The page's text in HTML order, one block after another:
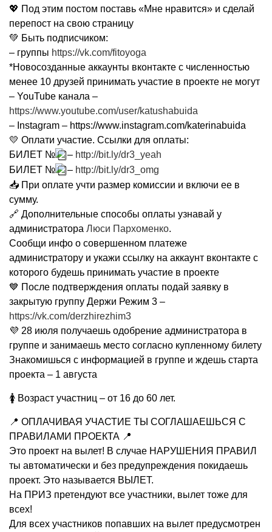
💖 Под этим постом поставь «Мне нравится» и сделай
перепост на свою страницу
💚 Быть подписчиком:
– группы https://vk.com/fitoyoga
*Новосозданные аккаунты вконтакте с численностью
менее 10 друзей принимать участие в проекте не могут
– YouTube канала –
https://www.youtube.com/user/katushabuida
– Instagram – https://www.instagram.com/katerinabuida
💛 Оплати участие. Ссылки для оплаты:
БИЛЕТ №
– http://bit.ly/dr3_yeah
БИЛЕТ №
– http://bit.ly/dr3_omg
📥 При оплате учти размер комиссии и включи ее в
сумму.
🔗 Дополнительные способы оплаты узнавай у
администратора Люси Пархоменко.
Сообщи инфо о совершенном платеже
администратору и укажи ссылку на аккаунт вконтакте с
которого будешь принимать участие в проекте
💙 После подтверждения оплаты подай заявку в
закрытую группу Держи Режим 3 –
https://vk.com/derzhirezhim3
💜 28 июля получаешь одобрение администратора в
группе и занимаешь место согласно купленному билету
Знакомишься с информацией в группе и ждешь старта
проекта – 1 августа
🚺 Возраст участниц – от 16 до 60 лет.
📍 ОПЛАЧИВАЯ УЧАСТИЕ ТЫ СОГЛАШАЕШЬСЯ С
ПРАВИЛАМИ ПРОЕКТА 📍
Это проект на вылет! В случае НАРУШЕНИЯ ПРАВИЛ
ты автоматически и без предупреждения покидаешь
проект. Это называется ВЫЛЕТ.
На ПРИЗ претендуют все участники, вылет тоже для
всех!
Для всех участников попавших на вылет предусмотрен